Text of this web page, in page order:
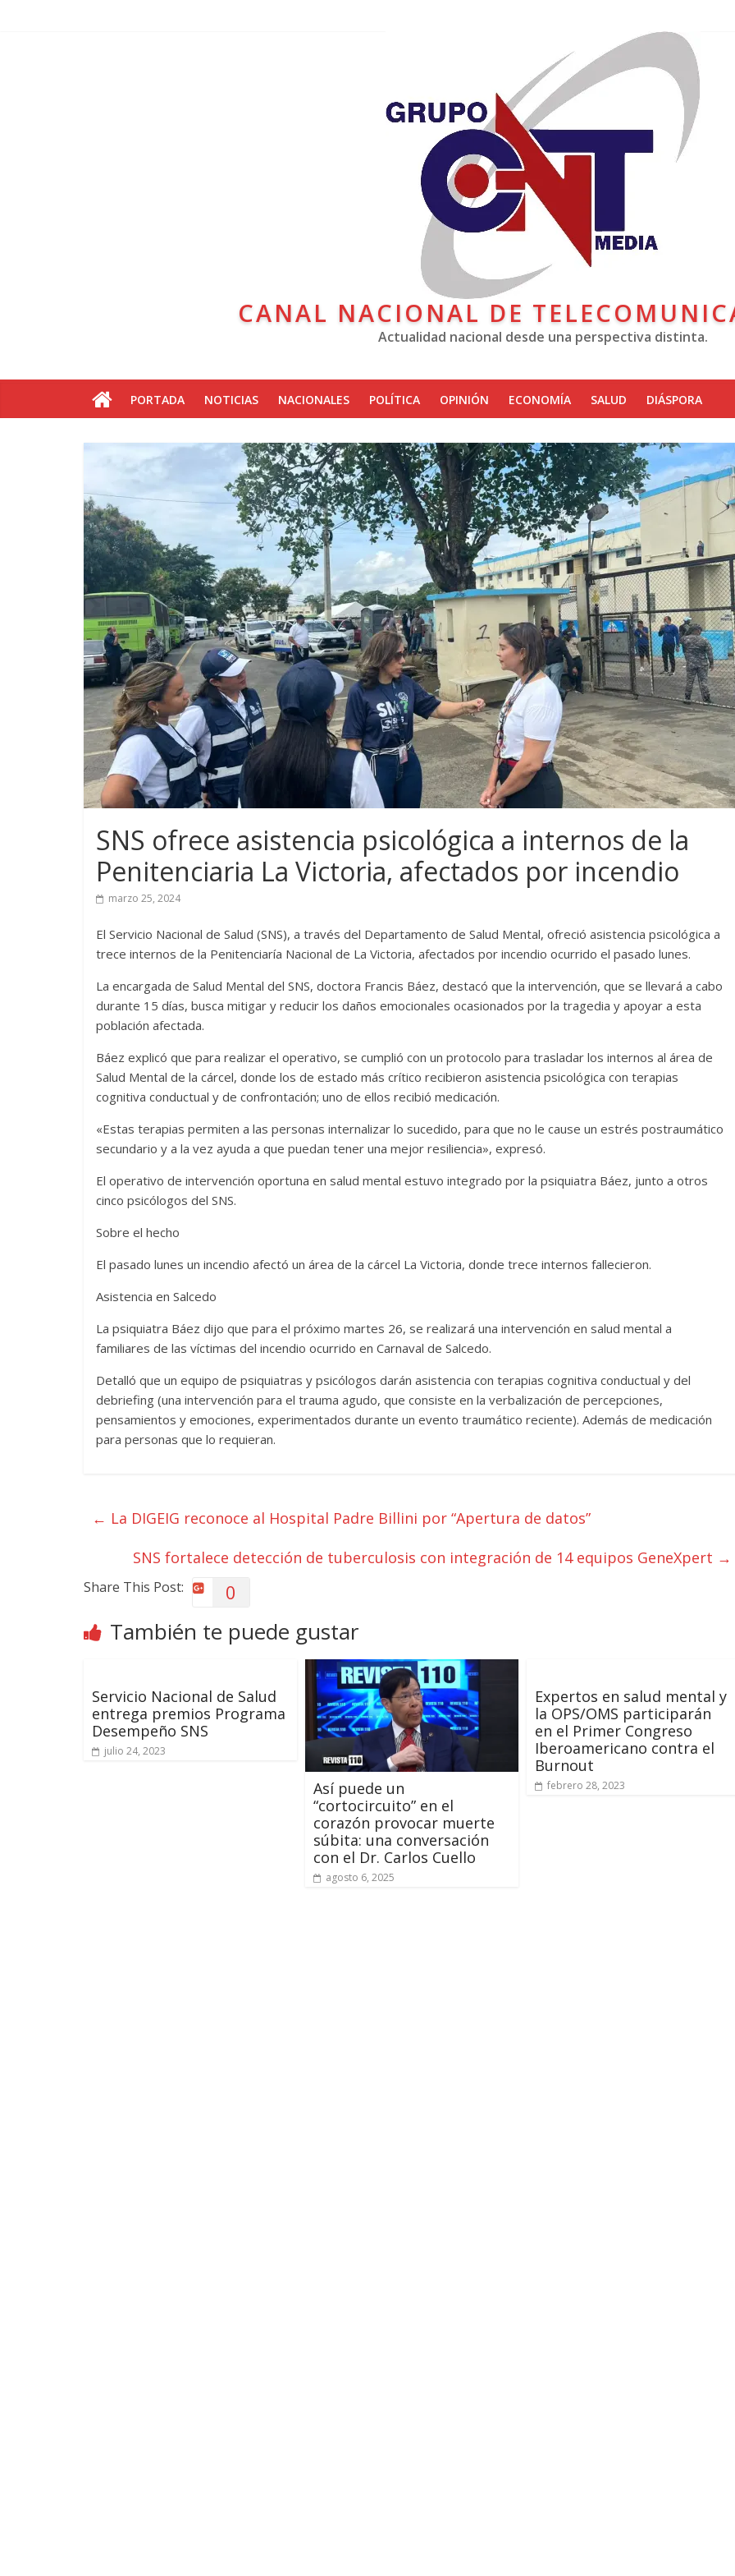
CANAL NACIONAL DE
Actualidad nacional desde una perspectiva distinta.
PORTADA NOTICIAS NACIONALES POLÍTICA OPINIÓN ECONOMÍA SALUD DIÁSPORA
SNS ofrece asistencia psicológica a internos de la
Penitenciaria La Victoria, afectados por incendio
marzo 25, 2024
El Servicio Nacional de Salud (SNS), a través del Departamento de Salud Mental, ofreció asistencia psicológica a
trece internos de la Penitenciaría Nacional de La Victoria, afectados por incendio ocurrido el pasado lunes.
La encargada de Salud Mental del SNS, doctora Francis Báez, destacó que la intervención, que se llevará a cabo
durante 15 días, busca mitigar y reducir los daños emocionales ocasionados por la tragedia y apoyar a esta
población afectada.
Báez explicó que para realizar el operativo, se cumplió con un protocolo para trasladar los internos al área de
Salud Mental de la cárcel, donde los de estado más crítico recibieron asistencia psicológica con terapias
cognitiva conductual y de confrontación; uno de ellos recibió medicación.
«Estas terapias permiten a las personas internalizar lo sucedido, para que no le cause un estrés postraumático
secundario y a la vez ayuda a que puedan tener una mejor resiliencia», expresó.
El operativo de intervención oportuna en salud mental estuvo integrado por la psiquiatra Báez, junto a otros
cinco psicólogos del SNS.
Sobre el hecho
El pasado lunes un incendio afectó un área de la cárcel La Victoria, donde trece internos fallecieron.
Asistencia en Salcedo
La psiquiatra Báez dijo que para el próximo martes 26, se realizará una intervención en salud mental a
familiares de las víctimas del incendio ocurrido en Carnaval de Salcedo.
Detalló que un equipo de psiquiatras y psicólogos darán asistencia con terapias cognitiva conductual y del
debriefing (una intervención para el trauma agudo, que consiste en la verbalización de percepciones,
pensamientos y emociones, experimentados durante un evento traumático reciente). Además de medicación
para personas que lo requieran.
← La DIGEIG reconoce al Hospital Padre Billini por “Apertura de datos”
SNS fortalece detección de tuberculosis con integración de 14 equipos GeneXpert →
Share This Post: 0
También te puede gustar
Servicio Nacional de Salud
entrega premios Programa
Desempeño SNS
julio 24, 2023
Así puede un
“cortocircuito” en el
corazón provocar muerte
súbita: una conversación
con el Dr. Carlos Cuello
agosto 6, 2025
Expertos en salud mental y
la OPS/OMS participarán
en el Primer Congreso
Iberoamericano contra el
Burnout
febrero 28, 2023